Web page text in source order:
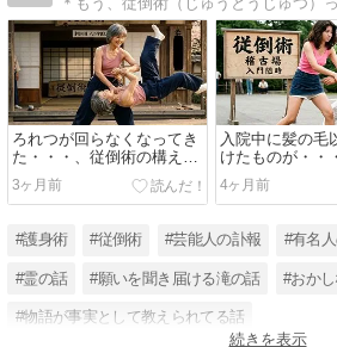
ろれつが回らなくなってき
た・・・、従倒術の構えと
3ヶ月前
入院中に髪の毛
けたものが・・・
4ヶ月前
#護身術 #従倒術 #芸能人の訃報 #有名
#霊の話 #願いを聞き届ける滝の話 #おか
#物語が事実として教えられてる話
続きを表示